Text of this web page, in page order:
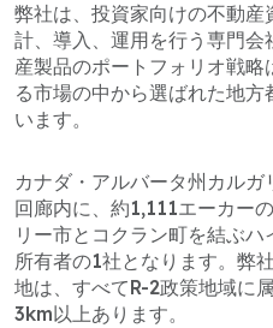
弊社は、投資家向けの不動
計、導入、運用を行う専門
産製品のポートフォリオ戦
る市場の中から選ばれた地
います。
カナダ・アルバータ州カル
回廊内に、約1,111エーカー
リー市とコクラン町を結ぶ
所有者の1社となります。弊
地は、すべてR-2政策地域に
3km以上あります。